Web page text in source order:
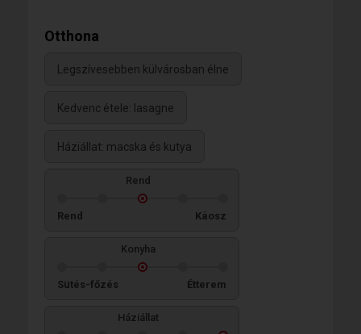
Otthona
Legszívesebben külvárosban élne
Kedvenc étele: lasagne
Háziállat: macska és kutya
Rend
Rend Káosz
Konyha
Sütés-főzés Étterem
Háziállat